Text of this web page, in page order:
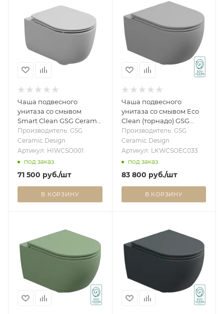
Чаша подвесного
унитаза со смывом
Smart Clean GSG Ceramic
Design Hit! HIWCSO001,
белый матовый
HIWCSO001
Производитель: GSG
Ceramic Design
Артикул: HIWCSO001
под заказ
71 500 руб./шт
В КОРЗИНУ
Чаша подвесного
унитаза со смывом Eco
Clean (торнадо) GSG
Ceramic Design Like
LKWCSOEC033, Perla
Matt LKWCSOEC033
Производитель: GSG
Ceramic Design
Артикул: LKWCSOEC033
под заказ
83 800 руб./шт
В КОРЗИНУ